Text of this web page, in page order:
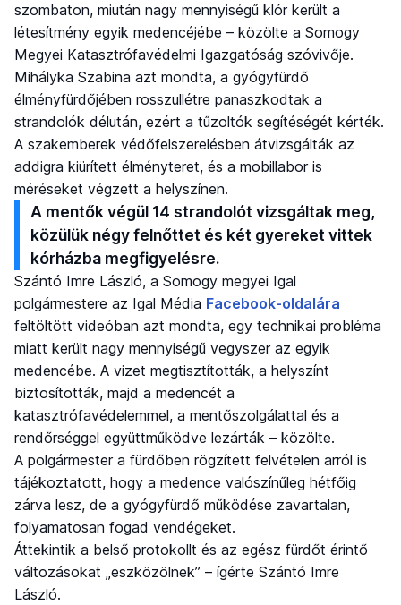
szombaton, miután nagy mennyiségű klór került a
létesítmény egyik medencéjébe – közölte a Somogy
Megyei Katasztrófavédelmi Igazgatóság szóvivője.
Mihályka Szabina azt mondta, a gyógyfürdő
élményfürdőjében rosszullétre panaszkodtak a
strandolók délután, ezért a tűzoltók segítéségét kérték.
A szakemberek védőfelszerelésben átvizsgálták az
addigra kiürített élményteret, és a mobillabor is
méréseket végzett a helyszínen.
A mentők végül 14 strandolót vizsgáltak meg,
közülük négy felnőttet és két gyereket vittek
kórházba megfigyelésre.
Szántó Imre László, a Somogy megyei Igal
polgármestere az Igal Média Facebook-oldalára
feltöltött videóban azt mondta, egy technikai probléma
miatt került nagy mennyiségű vegyszer az egyik
medencébe. A vizet megtisztították, a helyszínt
biztosították, majd a medencét a
katasztrófavédelemmel, a mentőszolgálattal és a
rendőrséggel együttműködve lezárták – közölte.
A polgármester a fürdőben rögzített felvételen arról is
tájékoztatott, hogy a medence valószínűleg hétfőig
zárva lesz, de a gyógyfürdő működése zavartalan,
folyamatosan fogad vendégeket.
Áttekintik a belső protokollt és az egész fürdőt érintő
változásokat „eszközölnek” – ígérte Szántó Imre
László.